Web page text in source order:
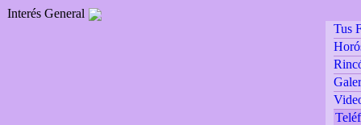
Interés General
Tus